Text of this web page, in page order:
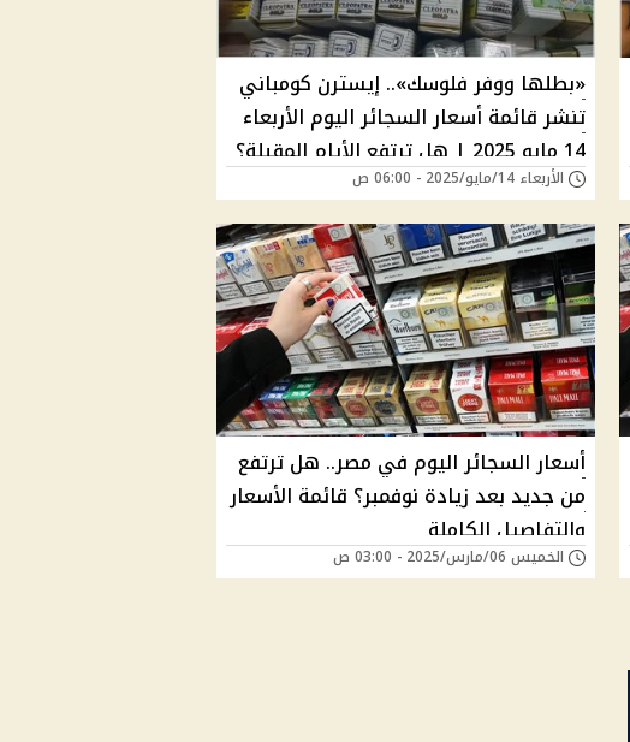
«بطلها ووفر فلوسك».. إيسترن كومباني
تنشر قائمة أسعار السجائر اليوم الأربعاء
14 مايو 2025 | هل ترتفع الأيام المقبلة؟
الأربعاء 14/مايو/2025 - 06:00 ص
أسعار السجائر اليوم في مصر.. هل ترتفع
من جديد بعد زيادة نوفمبر؟ قائمة الأسعار
والتفاصيل الكاملة
الخميس 06/مارس/2025 - 03:00 ص